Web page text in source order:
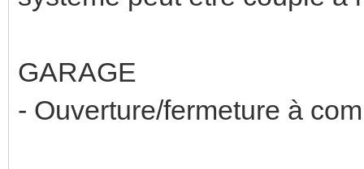
GARAGE
- Ouverture/fermeture à